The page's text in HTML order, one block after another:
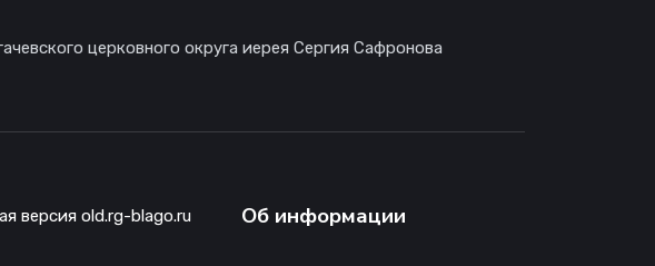
церковного округа иерея Сергия Сафронова
версия old.rg-blago.ru Об информации